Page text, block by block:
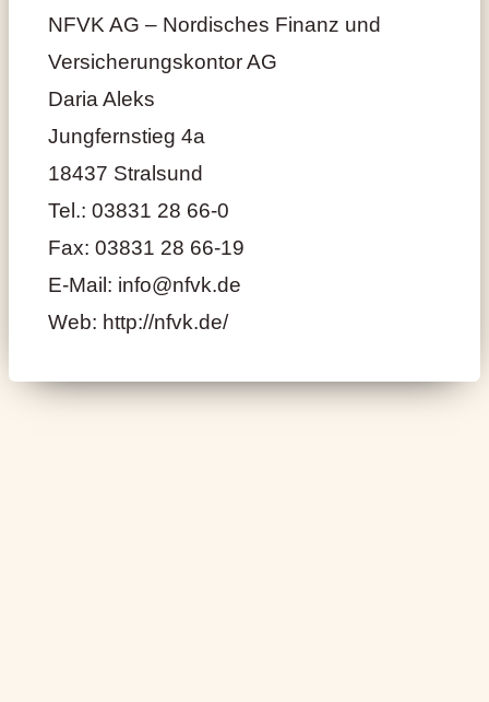
NFVK AG – Nordisches Finanz und
Versicherungskontor AG
Daria Aleks
Jungfernstieg 4a
18437 Stralsund
Tel.: 03831 28 66-0
Fax: 03831 28 66-19
E-Mail: info@nfvk.de
Web: http://nfvk.de/